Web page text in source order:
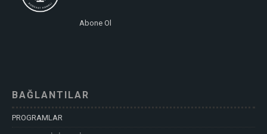
Abone Ol
BAĞLANTILAR
PROGRAMLAR